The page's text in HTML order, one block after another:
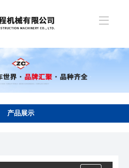
产品展示